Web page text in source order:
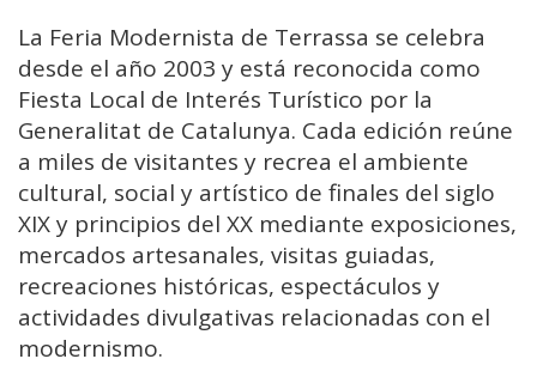
La Feria Modernista de Terrassa se celebra
desde el año 2003 y está reconocida como
Fiesta Local de Interés Turístico por la
Generalitat de Catalunya. Cada edición reúne
a miles de visitantes y recrea el ambiente
cultural, social y artístico de finales del siglo
XIX y principios del XX mediante exposiciones,
mercados artesanales, visitas guiadas,
recreaciones históricas, espectáculos y
actividades divulgativas relacionadas con el
modernismo.